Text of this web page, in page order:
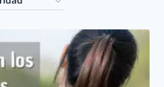
popularidad